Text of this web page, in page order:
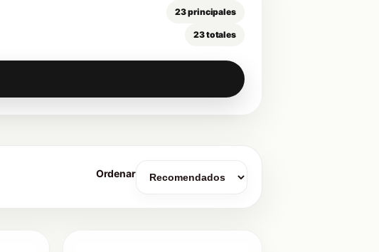
23 principales
23 totales
Ordenar